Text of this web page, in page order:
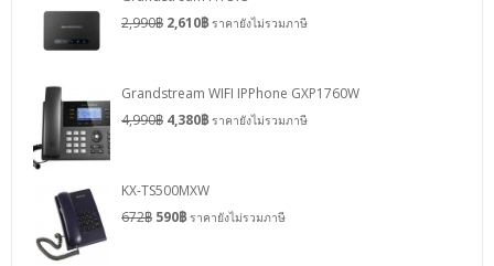
2,990฿ 2,610฿ ราคายังไม่รวมภาษี
Grandstream WIFI IPPhone GXP1760W
4,990฿ 4,380฿ ราคายังไม่รวมภาษี
KX-TS500MXW
672฿ 590฿ ราคายังไม่รวมภาษี